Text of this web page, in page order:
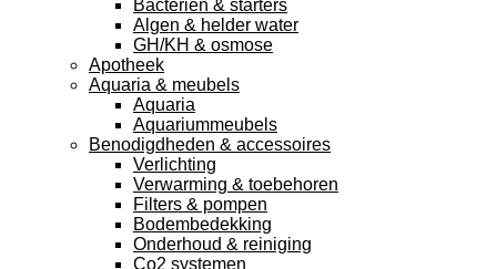
Bacteriën & starters
Algen & helder water
GH/KH & osmose
Apotheek
Aquaria & meubels
Aquaria
Aquariummeubels
Benodigdheden & accessoires
Verlichting
Verwarming & toebehoren
Filters & pompen
Bodembedekking
Onderhoud & reiniging
Co2 systemen